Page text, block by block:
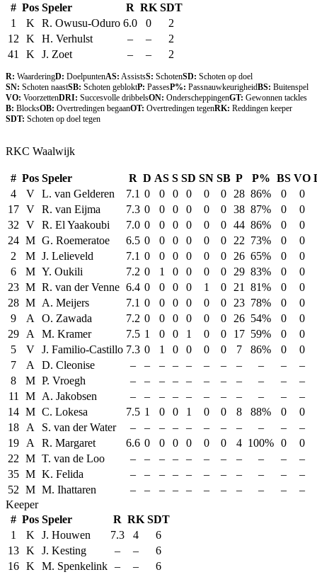
# Pos Speler R RK SDT
1
K R. Owusu-Oduro 6.0 0
2
12
K H. Verhulst – –
2
41
K J. Zoet – – 2
R: WaarderingD: DoelpuntenAS: AssistsS: SchotenSD: Schoten op doel
SN: Schoten naastSB: Schoten gebloktP: PassesP%: PassnauwkeurigheidBS: Buitenspel
VO: VoorzettenDRI: Succesvolle dribbelsON: OnderscheppingenGT: Gewonnen tackles
B: BlocksOB: Overtredingen begaanOT: Overtredingen tegenRK: Reddingen keeper
SDT: Schoten op doel tegen
RKC Waalwijk
# Pos Speler R D AS S SD SN SB P P% BS VO
4
V L. van Gelderen 7.1 0 0 0 0 0 0 28 86% 0
0
17 V R. van Eijma 7.3 0 0 0 0 0 0 38 87% 0
0
32
V R. El Yaakoubi 7.0 0 0 0 0 0 0 44 86% 0
0
24 M G. Roemeratoe 6.5 0 0 0 0 0 0 22 73% 0
0
2
M J. Lelieveld 7.1 0 0 0 0 0 0 26 65% 0
0
6
M Y. Oukili 7.2 0 1 0 0 0 0 29 83% 0
0
23 M R. van der Venne 6.4 0 0 0 0 1 0 21 81% 0
0
28 M A. Meijers 7.1 0 0 0 0 0 0 23 78% 0
0
9
A O. Zawada 7.2 0 0 0 0 0 0 26 54% 0
0
29
A M. Kramer 7.5 1 0 0 1 0 0 17 59% 0
0
5
V J. Familio-Castillo 7.3 0 1 0 0 0 0 7 86% 0
0
7
A D. Cleonise – – – – – – – – – –
–
8
M P. Vroegh – – – – – – – – – –
–
11
M A. Jakobsen – – – – – – – – – –
–
14 M C. Lokesa 7.5 1 0 0 1 0 0 8 88% 0
0
18
A S. van der Water – – – – – – – – – –
–
19
A R. Margaret 6.6 0 0 0 0 0 0 4 100% 0
0
22 M T. van de Loo – – – – – – – – – –
–
35 M K. Felida – – – – – – – – – –
–
52 M M. Ihattaren – – – – – – – – – –
–
Keeper
# Pos Speler R RK SDT
1
K J. Houwen 7.3 4
6
13 K J. Kesting – –
6
16 K M. Spenkelink – – 6